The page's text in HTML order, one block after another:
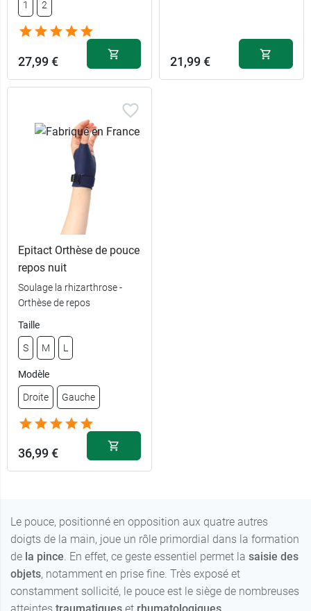
1 - Gauche
33,99 € 21,99 €
1 2
27,99 €
1 27,99 €
27,99 €
21,99 €
Epitact Orthèse de pouce
repos nuit
Soulage la rhizarthrose -
Orthèse de repos
Taille
S M L
Modèle
Droite Gauche
36,99 €
Le pouce, positionné en opposition aux quatre autres
doigts de la main, joue un rôle primordial dans la formation
de la pince. En effet, ce geste essentiel permet la saisie des
objets, notamment en prise fine. Très exposé et
constamment sollicité, le pouce est le siège de nombreuses